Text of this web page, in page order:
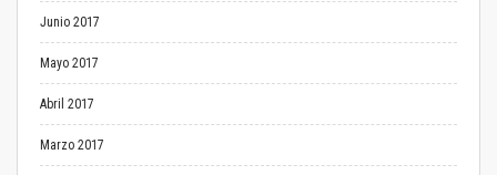
Junio 2017
Mayo 2017
Abril 2017
Marzo 2017